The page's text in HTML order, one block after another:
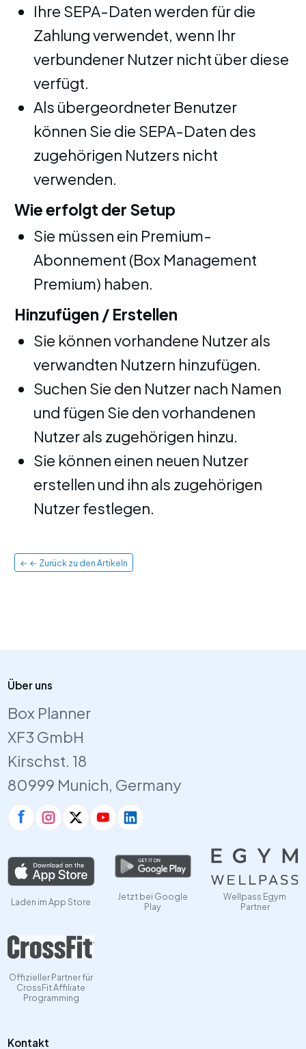
Ihre SEPA-Daten werden für die
Zahlung verwendet, wenn Ihr
verbundener Nutzer nicht über diese
verfügt.
Als übergeordneter Benutzer
können Sie die SEPA-Daten des
zugehörigen Nutzers nicht
verwenden.
Wie erfolgt der Setup
Sie müssen ein Premium-
Abonnement (Box Management
Premium) haben.
Hinzufügen / Erstellen
Sie können vorhandene Nutzer als
verwandten Nutzern hinzufügen.
Suchen Sie den Nutzer nach Namen
und fügen Sie den vorhandenen
Nutzer als zugehörigen hinzu.
Sie können einen neuen Nutzer
erstellen und ihn als zugehörigen
Nutzer festlegen.
← ← Zurück zu den Artikeln
Über uns
Box Planner
XF3 GmbH
Kirschst. 18
80999 Munich, Germany
Laden im App Store
Jetzt bei Google
Play
Wellpass Egym
Partner
Offizieller Partner für
CrossFit Affiliate
Programming
Kontakt